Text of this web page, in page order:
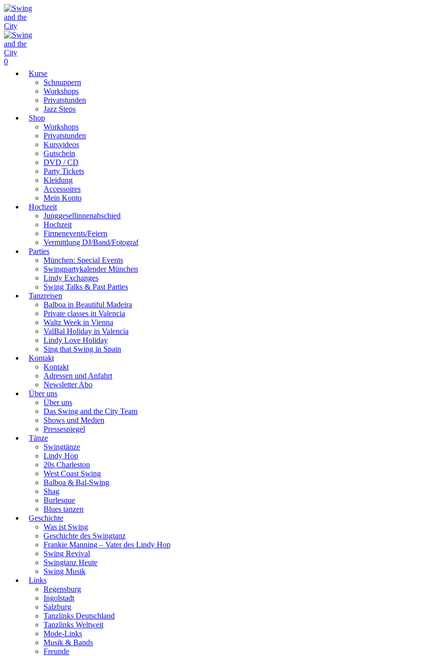
0
Kurse
Schnuppern
Workshops
Privatstunden
Jazz Steps
Shop
Workshops
Privatstunden
Kursvideos
Gutschein
DVD / CD
Party Tickets
Kleidung
Accessoires
Mein Konto
Hochzeit
Junggesellinnenabschied
Hochzeit
Firmenevents/Feiern
Vermittlung DJ/Band/Fotograf
Parties
München: Special Events
Swingpartykalender München
Lindy Exchanges
Swing Talks & Past Parties
Tanzreisen
Balboa in Beautiful Madeira
Private classes in Valencia
Waltz Week in Vienna
ValBal Holiday in Valencia
Lindy Love Holiday
Sing that Swing in Spain
Kontakt
Kontakt
Adressen und Anfahrt
Newsletter Abo
Über uns
Über uns
Das Swing and the City Team
Shows und Medien
Pressespiegel
Tänze
Swingtänze
Lindy Hop
20s Charleston
West Coast Swing
Balboa & Bal-Swing
Shag
Burlesque
Blues tanzen
Geschichte
Was ist Swing
Geschichte des Swingtanz
Frankie Manning – Vater des Lindy Hop
Swing Revival
Swingtanz Heute
Swing Musik
Links
Regensburg
Ingolstadt
Salzburg
Tanzlinks Deutschland
Tanzlinks Weltweit
Mode-Links
Musik & Bands
Freunde